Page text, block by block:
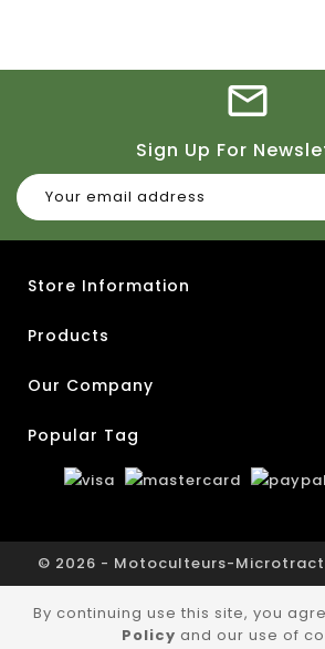
Sign Up For
Store Information
Products
Our Company
Popular Tag
© 2026 - Motoculteurs-
By continuing use this site, you
Policy and our use of